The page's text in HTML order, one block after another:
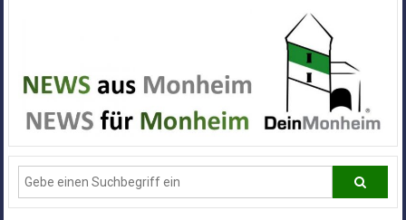
Alle
News
aus
Deiner
Stadt